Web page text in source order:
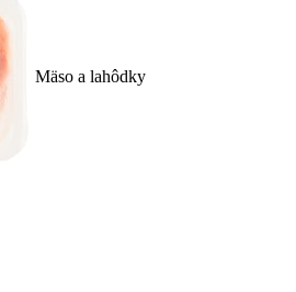
Mäso a lahôdky